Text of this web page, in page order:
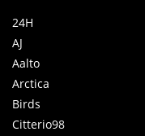
24H
AJ
Aalto
Arctica
Birds
Citterio98